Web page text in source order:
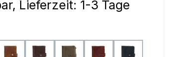
Lieferzeit: 1-3 Tage